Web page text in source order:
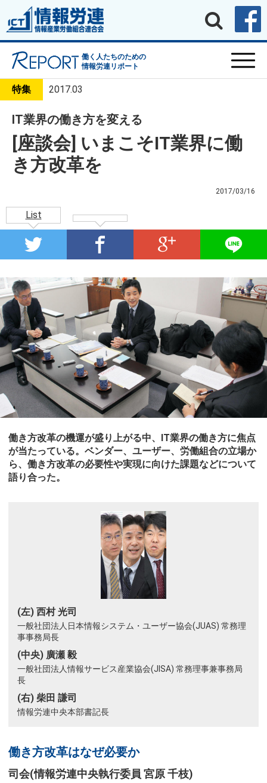
働く人たちのための
情報労連リポート
特集 2017.03
IT業界の働き方を変える
[座談会] いまこそIT業界に働
き方改革を
2017/03/16
List
働き方改革の機運が盛り上がる中、IT業界の働き方に焦点
が当たっている。ベンダー、ユーザー、労働組合の立場か
ら、働き方改革の必要性や実現に向けた課題などについて
語り合った。
(左) 西村 光司
一般社団法人日本情報システム・ユーザー協会(JUAS) 常務理
事事務局長
(中央) 廣瀬 毅
一般社団法人情報サービス産業協会(JISA) 常務理事兼事務局
長
(右) 柴田 謙司
情報労連中央本部書記長
働き方改革はなぜ必要か
司会(情報労連中央執行委員 宮原 千枝)